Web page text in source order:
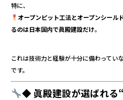
特に、
オープンピット工法とオープンシール
るのは日本国内で眞殿建設だけ。
これは技術力と経験が十分に備わってい
です。
◆ 眞殿建設が選ばれる